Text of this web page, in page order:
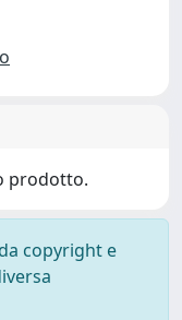
prodotto.
copyright e